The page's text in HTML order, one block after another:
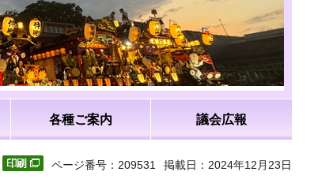
各種ご案内 議会広報
ページ番号：209531 掲載日：2024年12月23日